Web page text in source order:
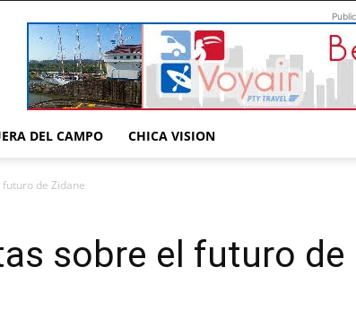
DEL CAMPO CHICA VISION
de Zidane
sobre el futuro de